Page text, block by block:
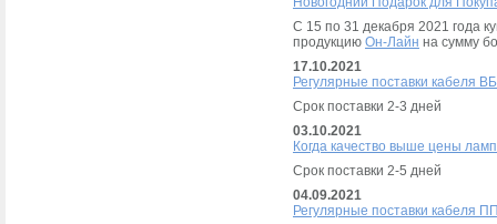
С 15 по 31 декабря 2021 года
продукцию Он-Лайн на сумму
17.10.2021
Регулярные поставки кабеля
Срок поставки 2-3 дней
03.10.2021
Когда качество выше цены
Срок поставки 2-5 дней
04.09.2021
Регулярные поставки кабеля